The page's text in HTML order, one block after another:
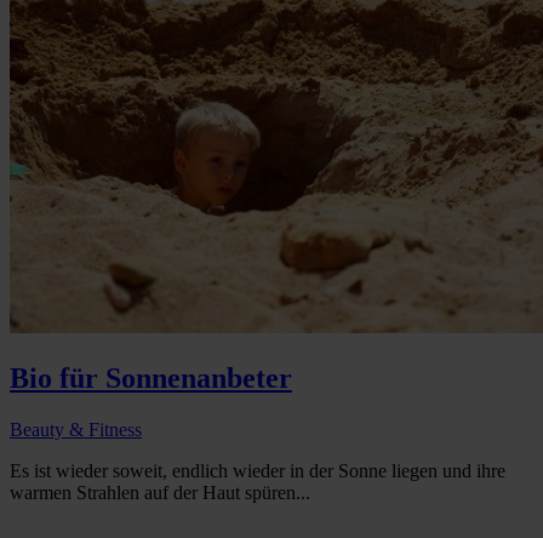
Bio für Sonnenanbeter
Beauty & Fitness
Es ist wieder soweit, endlich wieder in der Sonne liegen und ihre
warmen Strahlen auf der Haut spüren...